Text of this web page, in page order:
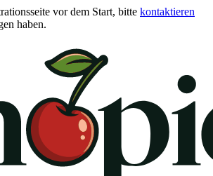
vor dem Start, bitte kontaktieren
haben.